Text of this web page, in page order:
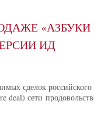
«АЗБУКИ
ИД
сделок
deal) сети